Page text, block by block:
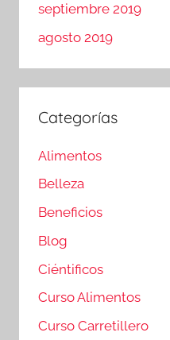
septiembre 2019
agosto 2019
Categorías
Alimentos
Belleza
Beneficios
Blog
Ciéntificos
Curso Alimentos
Curso Carretillero